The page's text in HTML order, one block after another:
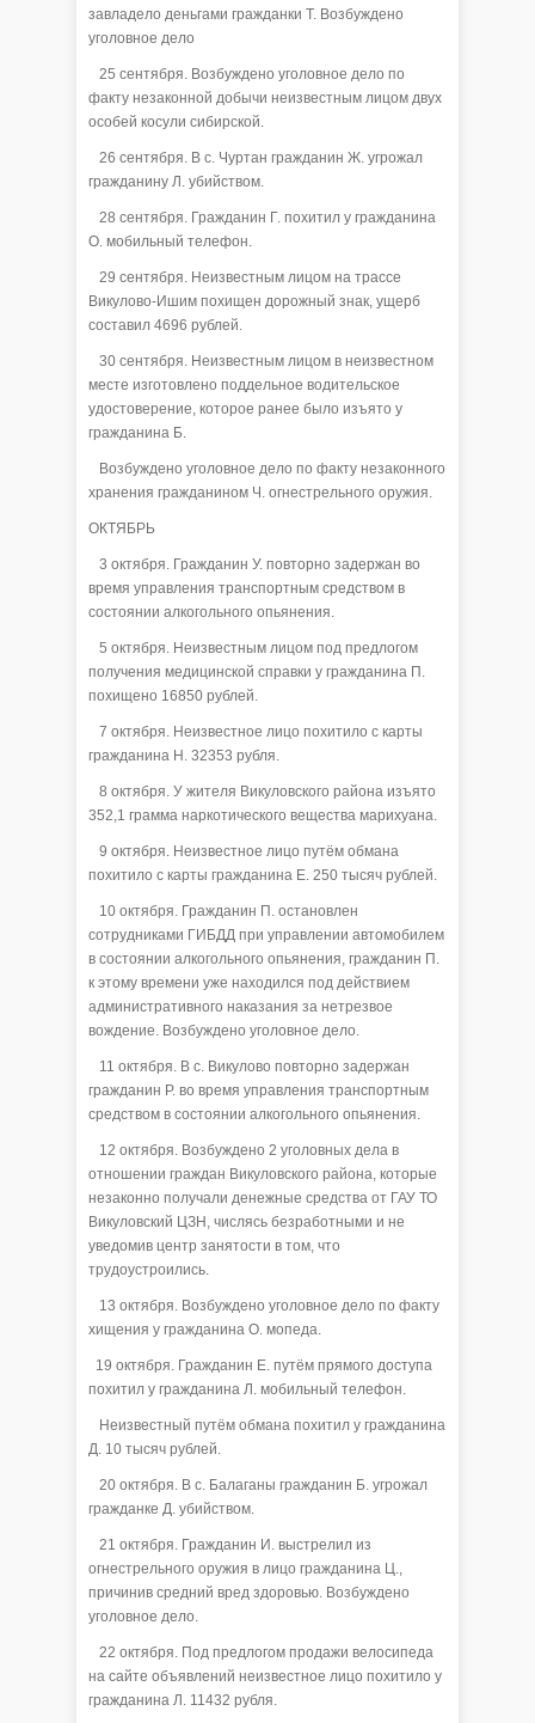
завладело деньгами гражданки Т. Возбуждено
уголовное дело
25 сентября. Возбуждено уголовное дело по
факту незаконной добычи неизвестным лицом двух
особей косули сибирской.
26 сентября. В с. Чуртан гражданин Ж. угрожал
гражданину Л. убийством.
28 сентября. Гражданин Г. похитил у гражданина
О. мобильный телефон.
29 сентября. Неизвестным лицом на трассе
Викулово-Ишим похищен дорожный знак, ущерб
составил 4696 рублей.
30 сентября. Неизвестным лицом в неизвестном
месте изготовлено поддельное водительское
удостоверение, которое ранее было изъято у
гражданина Б.
Возбуждено уголовное дело по факту незаконного
хранения гражданином Ч. огнестрельного оружия.
ОКТЯБРЬ
3 октября. Гражданин У. повторно задержан во
время управления транспортным средством в
состоянии алкогольного опьянения.
5 октября. Неизвестным лицом под предлогом
получения медицинской справки у гражданина П.
похищено 16850 рублей.
7 октября. Неизвестное лицо похитило с карты
гражданина Н. 32353 рубля.
8 октября. У жителя Викуловского района изъято
352,1 грамма наркотического вещества марихуана.
9 октября. Неизвестное лицо путём обмана
похитило с карты гражданина Е. 250 тысяч рублей.
10 октября. Гражданин П. остановлен
сотрудниками ГИБДД при управлении автомобилем
в состоянии алкогольного опьянения, гражданин П.
к этому времени уже находился под действием
административного наказания за нетрезвое
вождение. Возбуждено уголовное дело.
11 октября. В с. Викулово повторно задержан
гражданин Р. во время управления транспортным
средством в состоянии алкогольного опьянения.
12 октября. Возбуждено 2 уголовных дела в
отношении граждан Викуловского района, которые
незаконно получали денежные средства от ГАУ ТО
Викуловский ЦЗН, числясь безработными и не
уведомив центр занятости в том, что
трудоустроились.
13 октября. Возбуждено уголовное дело по факту
хищения у гражданина О. мопеда.
19 октября. Гражданин Е. путём прямого доступа
похитил у гражданина Л. мобильный телефон.
Неизвестный путём обмана похитил у гражданина
Д. 10 тысяч рублей.
20 октября. В с. Балаганы гражданин Б. угрожал
гражданке Д. убийством.
21 октября. Гражданин И. выстрелил из
огнестрельного оружия в лицо гражданина Ц.,
причинив средний вред здоровью. Возбуждено
уголовное дело.
22 октября. Под предлогом продажи велосипеда
на сайте объявлений неизвестное лицо похитило у
гражданина Л. 11432 рубля.